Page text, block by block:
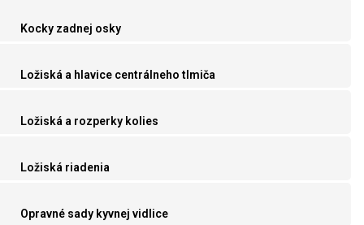
Kocky zadnej osky
Ložiská a hlavice centrálneho tlmiča
Ložiská a rozperky kolies
Ložiská riadenia
Opravné sady kyvnej vidlice